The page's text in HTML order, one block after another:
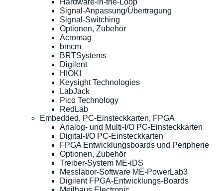
Hardware-in-the-Loop
Signal-Anpassung/Übertragung
Signal-Switching
Optionen, Zubehör
Acromag
bmcm
BRTSystems
Digilent
HIOKI
Keysight Technologies
LabJack
Pico Technology
RedLab
Embedded, PC-Einsteckkarten, FPGA
Analog- und Multi-I/O PC-Einsteckkarten
Digital-I/O PC-Einsteckkarten
FPGA Entwicklungsboards und Peripherie
Optionen, Zubehör
Treiber-System ME-iDS
Messlabor-Software ME-PowerLab3
Digilent FPGA-Entwicklungs-Boards